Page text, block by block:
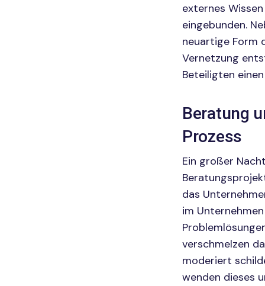
externes
eingebunden.
neuartige Form
Vernetzung
Beteiligten
Beratung
Prozess
Ein großer
das
im
verschmelzen
moderiert
wenden dieses